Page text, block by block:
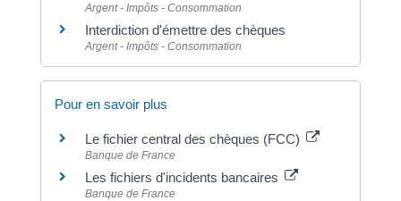
Argent - Impôts - Consommation
Interdiction d'émettre des chèques
Argent - Impôts - Consommation
Pour en savoir plus
Le fichier central des chèques (FCC)
Banque de France
Les fichiers d'incidents bancaires
Banque de France